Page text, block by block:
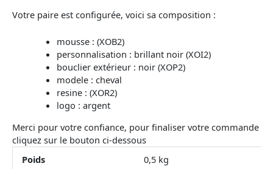
Votre paire est configurée, voici sa composition :
mousse : (XOB2)
personnalisation : brillant noir (XOI2)
bouclier extérieur : noir (XOP2)
modele : cheval
resine : (XOR2)
logo : argent
Merci pour votre confiance, pour finaliser votre commande
cliquez sur le bouton ci-dessous
Poids
0,5 kg